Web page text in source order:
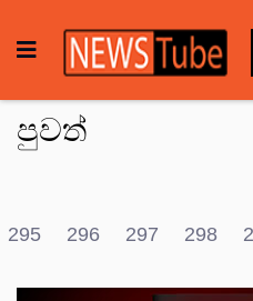
පුවත්
295 296 297 298